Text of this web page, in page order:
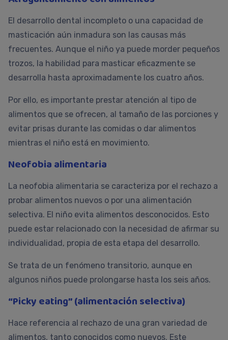
El desarrollo dental incompleto o una capacidad de
masticación aún inmadura son las causas más
frecuentes. Aunque el niño ya puede morder pequeños
trozos, la habilidad para masticar eficazmente se
desarrolla hasta aproximadamente los cuatro años.
Por ello, es importante prestar atención al tipo de
alimentos que se ofrecen, al tamaño de las porciones y
evitar prisas durante las comidas o dar alimentos
mientras el niño está en movimiento.
Neofobia alimentaria
La neofobia alimentaria se caracteriza por el rechazo a
probar alimentos nuevos o por una alimentación
selectiva. El niño evita alimentos desconocidos. Esto
puede estar relacionado con la necesidad de afirmar su
individualidad, propia de esta etapa del desarrollo.
Se trata de un fenómeno transitorio, aunque en
algunos niños puede prolongarse hasta los seis años.
“Picky eating” (alimentación selectiva)
Hace referencia al rechazo de una gran variedad de
alimentos, tanto conocidos como nuevos. Este